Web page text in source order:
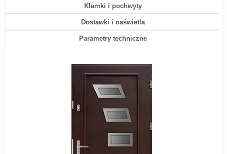
Klamki i pochwyty
Dostawki i naświetla
Parametry techniczne